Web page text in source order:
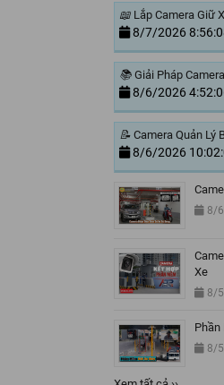
📖 Lắp Camera Giữ
8/7/2026
📚 Giải Pháp
8/6/2026
📝 Camera Quản Lý
8/6/2026
8/
Xe
8/
Phần
8/